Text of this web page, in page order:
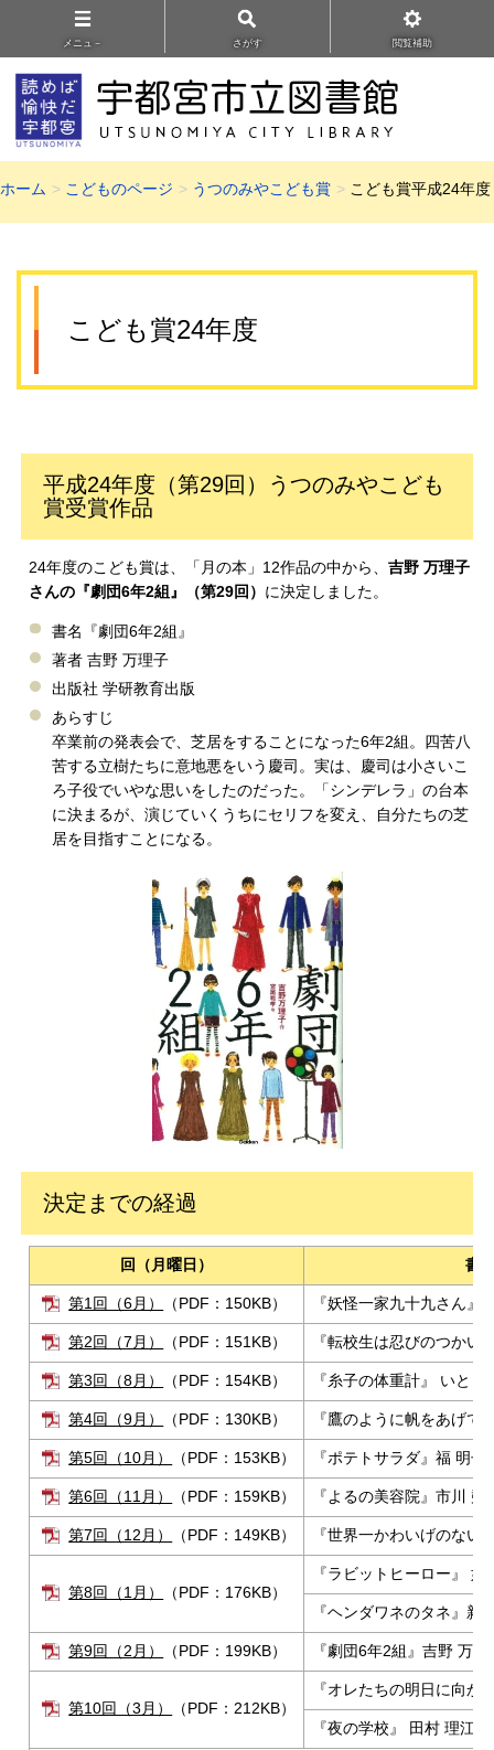
メニュ－ さがす 閲覧補助
ホーム こどものページ うつのみやこども賞 こども賞平成24年度
こども賞24年度
平成24年度（第29回）うつのみやこども
賞受賞作品
24年度のこども賞は、「月の本」12作品の中から、吉野 万理子
さんの『劇団6年2組』（第29回） に決定しました。
書名『劇団6年2組』
著者 吉野 万理子
出版社 学研教育出版
あらすじ
卒業前の発表会で、芝居をすることになった6年2組。四苦八
苦する立樹たちに意地悪をいう慶司。実は、慶司は小さいこ
ろ子役でいやな思いをしたのだった。「シンデレラ」の台本
に決まるが、演じていくうちにセリフを変え、自分たちの芝
居を目指すことになる。
決定までの経過
回（月曜日） 書
第1回（6月） （PDF：150KB） 『妖怪一家九十九さん』
第2回（7月） （PDF：151KB） 『転校生は忍びのつかい
第3回（8月） （PDF：154KB） 『糸子の体重計』 いと
第4回（9月） （PDF：130KB） 『鷹のように帆をあげて
第5回（10月） （PDF：153KB） 『ポテトサラダ』福 明
第6回（11月） （PDF：159KB） 『よるの美容院』市川
第7回（12月） （PDF：149KB） 『世界一かわいげのない
第8回（1月） （PDF：176KB）
『ラビットヒーロー』
『ヘンダワネのタネ』新
第9回（2月） （PDF：199KB） 『劇団6年2組』吉野 万
第10回（3月） （PDF：212KB）
『オレたちの明日に向か
『夜の学校』 田村 理江